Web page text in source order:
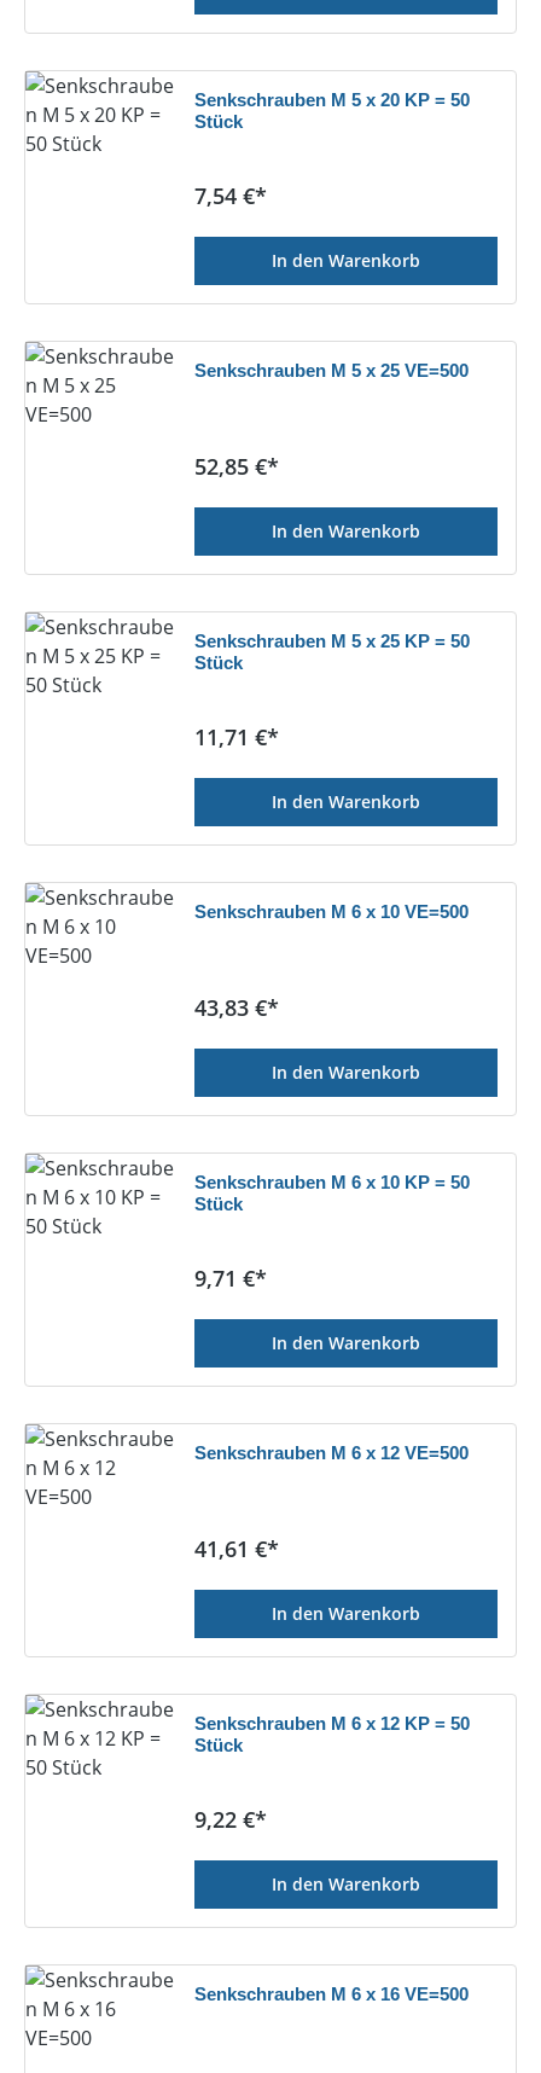
Senkschrauben M 5 x 20 KP = 50
Stück
Regulärer Preis:
7,54 €*
In den Warenkorb
Senkschrauben M 5 x 25 VE=500
Regulärer Preis:
52,85 €*
In den Warenkorb
Senkschrauben M 5 x 25 KP = 50
Stück
Regulärer Preis:
11,71 €*
In den Warenkorb
Senkschrauben M 6 x 10 VE=500
Regulärer Preis:
43,83 €*
In den Warenkorb
Senkschrauben M 6 x 10 KP = 50
Stück
Regulärer Preis:
9,71 €*
In den Warenkorb
Senkschrauben M 6 x 12 VE=500
Regulärer Preis:
41,61 €*
In den Warenkorb
Senkschrauben M 6 x 12 KP = 50
Stück
Regulärer Preis:
9,22 €*
In den Warenkorb
Senkschrauben M 6 x 16 VE=500